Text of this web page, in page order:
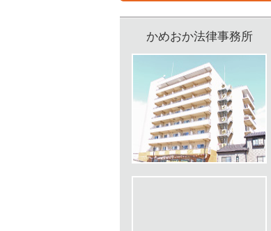
かめおか法律事務所